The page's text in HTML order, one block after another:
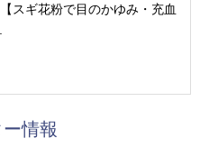
スギ花粉で目のかゆみ・充血
情報